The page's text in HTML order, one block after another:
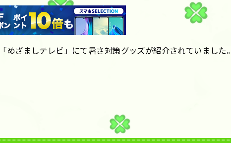
めざましテレビ」にて暑さ対策グッズが紹介されていました。